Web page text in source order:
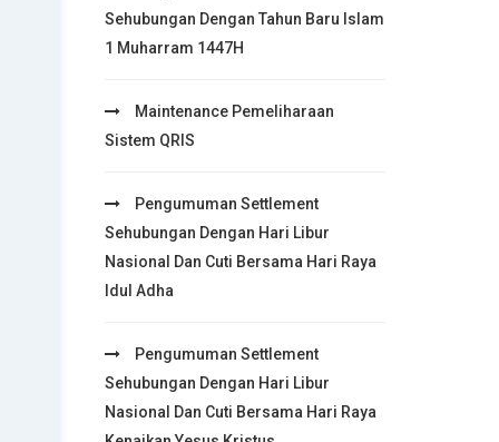
Sehubungan Dengan Tahun Baru Islam
1 Muharram 1447H
Maintenance Pemeliharaan
Sistem QRIS
Pengumuman Settlement
Sehubungan Dengan Hari Libur
Nasional Dan Cuti Bersama Hari Raya
Idul Adha
Pengumuman Settlement
Sehubungan Dengan Hari Libur
Nasional Dan Cuti Bersama Hari Raya